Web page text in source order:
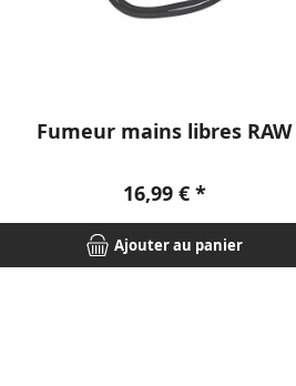
Fumeur mains libres RAW
Prix régulier :
16,99 €
Ajouter au panier